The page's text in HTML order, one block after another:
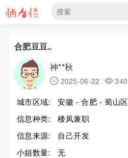
合肥豆豆..
神**秋
2025-06-22 340
城市区域:
安徽 - 合肥 - 蜀山区
信息种类:
楼凤兼职
信息来源:
自己开发
小姐数量:
无